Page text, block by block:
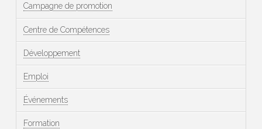
Campagne de promotion
Centre de Compétences
Développement
Emploi
Événements
Formation